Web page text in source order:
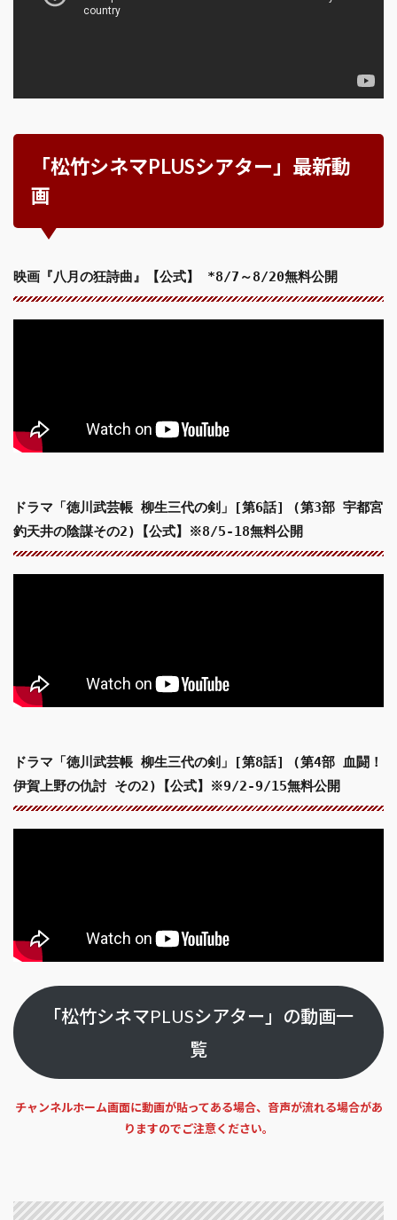
「松竹シネマPLUSシアター」最新動
画
映画『八月の狂詩曲』【公式】 *8/7～8/20無料公開
ドラマ「徳川武芸帳 柳生三代の剣」[第6話] (第3部 宇都宮
釣天井の陰謀その2)【公式】※8/5-18無料公開
ドラマ「徳川武芸帳 柳生三代の剣」[第8話] (第4部 血闘！
伊賀上野の仇討 その2)【公式】※9/2-9/15無料公開
「松竹シネマPLUSシアター」の動画一
覧
チャンネルホーム画面に動画が貼ってある場合、音声が流れる場合があ
りますのでご注意ください。